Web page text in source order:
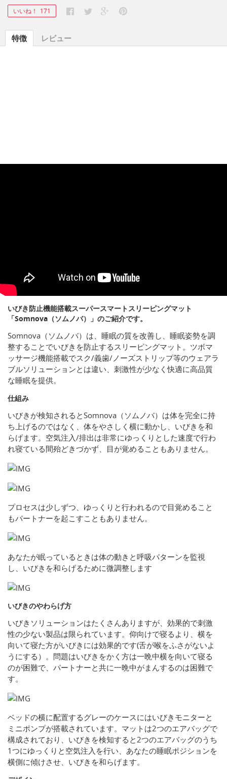
いいね！
171
特徴 レビュー
いびき防止機能搭載スーパースマートスリーピングマット
「Somnova（ソムノバ）」のご紹介です。
Somnova（ソムノバ）は、睡眠の質を改善し、睡眠姿勢を調
整することでいびきを防止するスリーピングマット。ツボマ
ッサージ機能搭載でスク/義歯/ノーズストリップ等のウェアラ
ブルソリューションとは違い、刺激性が少なく快適に高品質
な睡眠を提供。
仕組み
いびきが検知されるとSomnova（ソムノバ）は体を完全に持
ち上げるのではなく、体をやさしく横に動かし、いびきを和
らげます。空気注入/排出は非常にゆっくりとした速度で行わ
れ寝ている間殆どきづかず、目が覚めることもありません。
プロセスは少しずつ、ゆっくりと行われるので目覚めること
もパートナーを起こすこともありません。
あなたが眠っているときは体の動きと呼吸パターンを監視
し、いびきを和らげるために微調整します
いびきのやわらげ方
いびきソリューションはたくさんありますが、効果的で刺激
性の少ない製品は限られています。仰向けで寝るより、横を
向いて寝た方がいびきには効果的です(舌が喉をふさがないよ
うにする）。問題はいびきをかく方は一晩中横を向いて寝る
のが困難で、パートナーと共に一晩中がまんするのは困難で
す。
ベッドの横に配置するグレーのケースにはいびきモニターと
ミニポンプが搭載されています。マットは2つのエアバッグで
構成されており、いびきを検知すると2つのエアバッグのうち
1つにゆっくりと空気注入を行い、あなたの睡眠ポジションを
横側に傾けさせ、いびきを和らげます。